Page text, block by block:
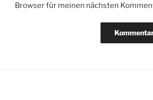
Browser für meinen nächsten